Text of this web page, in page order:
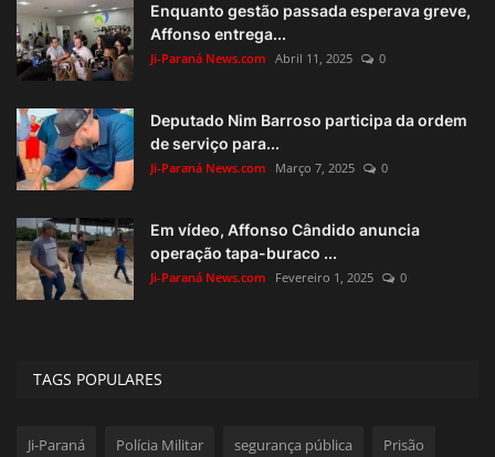
Enquanto gestão passada esperava greve,
Affonso entrega...
Ji-Paraná News.com Abril 11, 2025 0
Deputado Nim Barroso participa da ordem
de serviço para...
Ji-Paraná News.com Março 7, 2025 0
Em vídeo, Affonso Cândido anuncia
operação tapa-buraco ...
Ji-Paraná News.com Fevereiro 1, 2025 0
TAGS POPULARES
Ji-Paraná Polícia Militar segurança pública Prisão